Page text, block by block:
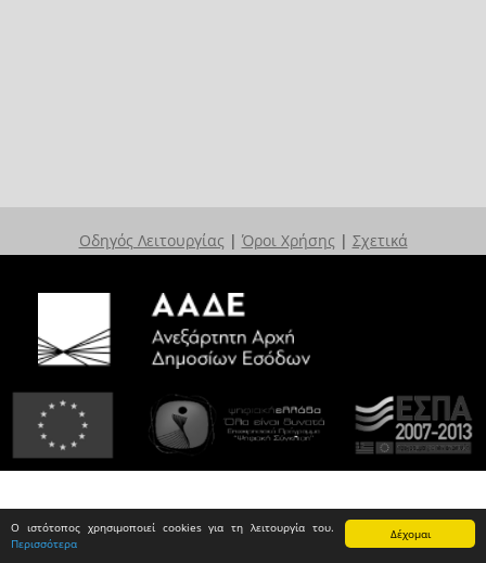
Δέχομαι
Ο ιστότοπος χρησιμοποιεί cookies για τη λειτουργία του.
Περισσότερα
Οδηγός Λειτουργίας | Όροι Χρήσης | Σχετικά